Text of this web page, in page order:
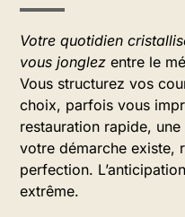
Votre quotidien
vous jonglez entre le
Vous structurez vos
choix, parfois vous
restauration rapide,
votre démarche existe,
perfection.
extrême.